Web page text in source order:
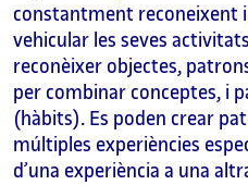
constantment reconeixent
vehicular les seves
reconèixer objectes,
per combinar conceptes, i
(hàbits). Es poden crear
múltiples experiències
d’una experiència a una